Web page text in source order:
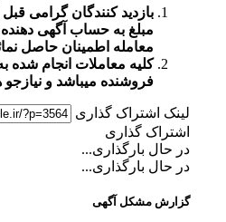
بازدید کنندگان گرامی قبل از
مبلغ به حساب آگهی دهنده
معامله اطمینان حاصل نمائید.
کلیه معاملات انجام شده به
فروشنده میباشد و نیازجو هیچ
لینک اشتراک گذاری
اشتراک گذاری
در حال بارگذاری...
در حال بارگذاری...
گزارش مشکل آگهی